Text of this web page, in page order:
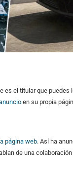
es el titular que
en su propia
página web. Así ha
de una